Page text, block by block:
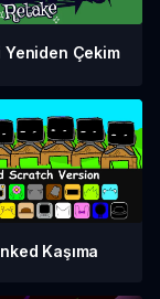
Yeniden Çekim
Kaşıma